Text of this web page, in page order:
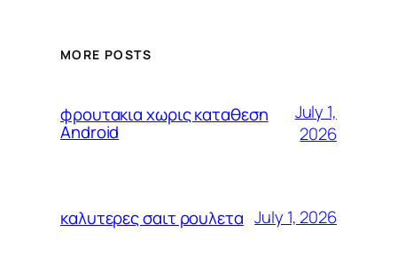
MORE POSTS
φρουτακια χωρις καταθεση
Android
July 1,
2026
καλυτερες σαιτ ρουλετα July 1, 2026